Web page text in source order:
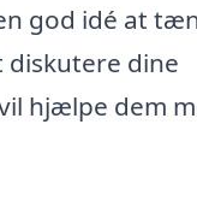
god idé at
diskutere dine
hjælpe dem